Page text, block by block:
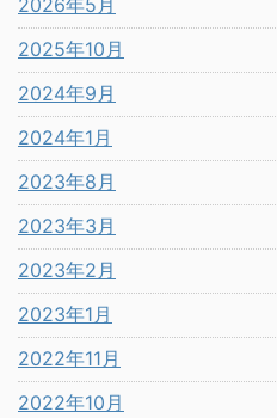
2026年5月
2025年10月
2024年9月
2024年1月
2023年8月
2023年3月
2023年2月
2023年1月
2022年11月
2022年10月